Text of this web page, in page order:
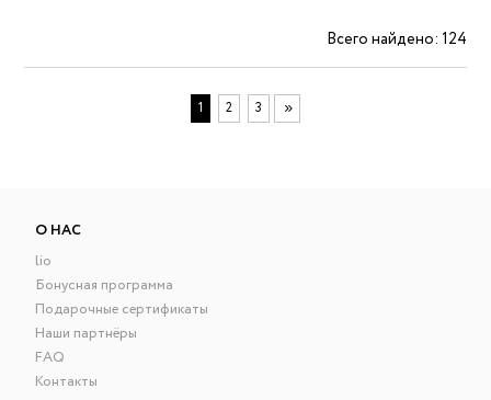
Всего найдено: 124
1 2 3
О НАС
lio
Бонусная программа
Подарочные сертификаты
Наши партнёры
FAQ
Контакты